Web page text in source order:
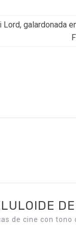
Lord, galardonada
de cine con tono